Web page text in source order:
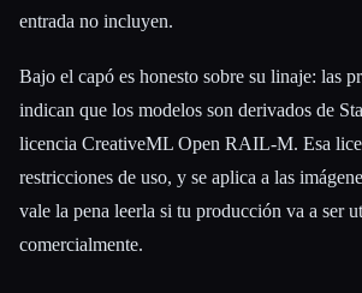
entrada no incluyen.
Bajo el capó es honesto sobre su linaje: las
indican que los modelos son derivados de
licencia CreativeML Open RAIL-M. Esa
restricciones de uso, y se aplica a las
vale la pena leerla si tu producción va a ser
comercialmente.